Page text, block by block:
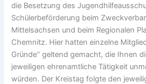
die Besetzung des
Schülerbeförderung beim
Mittelsachsen und beim Regionalen
Chemnitz. Hier hatten einzelne
Gründe“ geltend gemacht, die Ihnen
jeweiligen ehrenamtliche Tätigkeit
würden. Der Kreistag folgte den